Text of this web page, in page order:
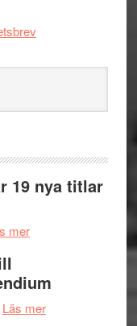
19 nya titlar
merom
West
presenterar
Läs merom